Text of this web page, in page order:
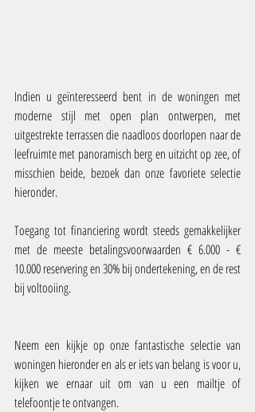
Indien u geïnteresseerd bent in de woningen met
moderne stijl met open plan ontwerpen, met
uitgestrekte terrassen die naadloos doorlopen naar de
leefruimte met panoramisch berg en uitzicht op zee, of
misschien beide, bezoek dan onze favoriete selectie
hieronder.
Toegang tot financiering wordt steeds gemakkelijker
met de meeste betalingsvoorwaarden € 6.000 - €
10.000 reservering en 30% bij ondertekening, en de rest
bij voltooiing.
Neem een kijkje op onze fantastische selectie van
woningen hieronder en als er iets van belang is voor u,
kijken we ernaar uit om van u een mailtje of
telefoontje te ontvangen.